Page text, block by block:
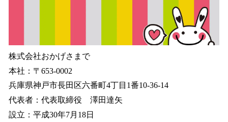
株式会社おかげさまで
本社：〒653-0002
兵庫県神戸市長田区六番町4丁目1番10-36-14
代表者：代表取締役 澤田達矢
設立：平成30年7月18日